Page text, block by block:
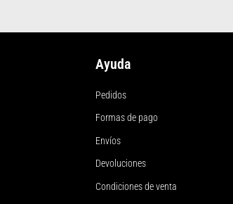
Ayuda
Pedidos
Formas de pago
Envíos
Devoluciones
Condiciones de venta